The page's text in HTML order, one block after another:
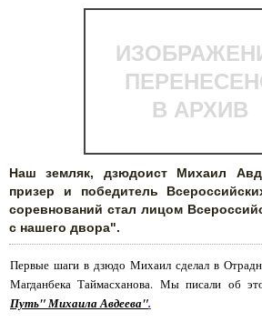
В АРХИВ
Наш земляк, дзюдоист Михаил
призер и победитель
соревнований стал лицом
с нашего двора".
Первые шаги в дзюдо Михаил сделал в
Магданбека Таймасханова. Мы писали об
Путь" Михаила Авдеева".